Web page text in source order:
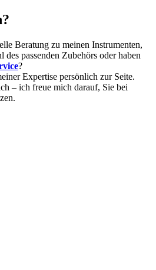
Beratung zu meinen Instrumenten,
passenden Zubehörs oder haben
?
Expertise persönlich zur Seite.
– ich freue mich darauf, Sie bei